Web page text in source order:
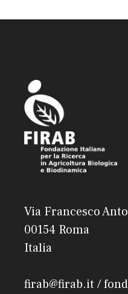
Via Francesco
00154 Roma
Italia
firab@firab.it /